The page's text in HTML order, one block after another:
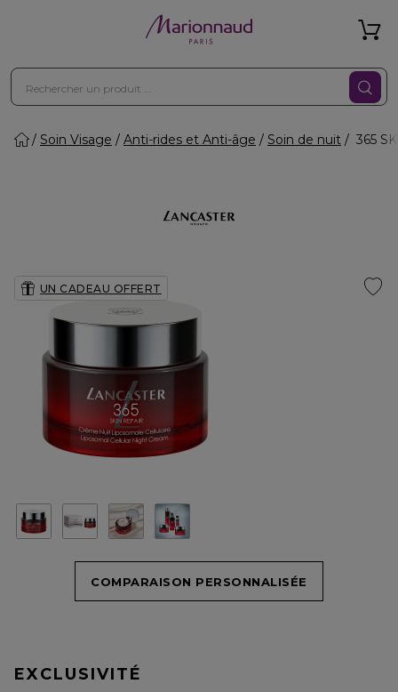
Soin Visage Anti-rides et Anti-âge Soin de nuit 365
UN CADEAU OFFERT
COMPARAISON PERSONNALISÉE
EXCLUSIVITÉ